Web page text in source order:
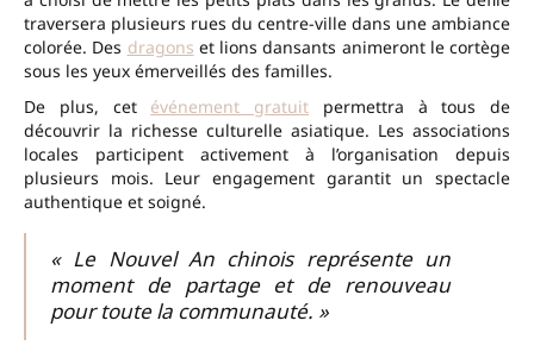
traversera plusieurs rues du centre-ville dans une ambiance
colorée. Des dragons et lions dansants animeront le cortège
sous les yeux émerveillés des familles.
De plus, cet événement gratuit permettra à tous de
découvrir la richesse culturelle asiatique. Les associations
locales participent activement à l’organisation depuis
plusieurs mois. Leur engagement garantit un spectacle
authentique et soigné.
« Le Nouvel An chinois représente un
moment de partage et de renouveau
pour toute la communauté. »